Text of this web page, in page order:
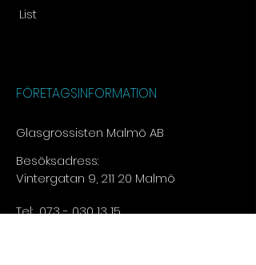
List
FÖRETAGSINFORMATION
Glasgrossisten Malmö AB
Besöksadress:
Vintergatan 9, 211 20 Malmö
Tel:073 - 030 13 15​